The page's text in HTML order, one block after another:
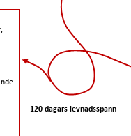
120 dagars levnadsspann